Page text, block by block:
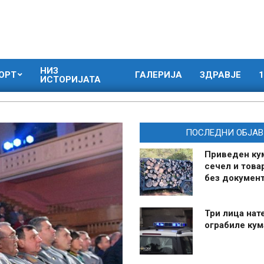
НИЗ
ИСТОРИЈАТА
ГАЛЕРИЈА ЗДРАВЈЕ
ПОСЛЕДНИ
Приведен
сечел и
без
Три лица
ограбиле